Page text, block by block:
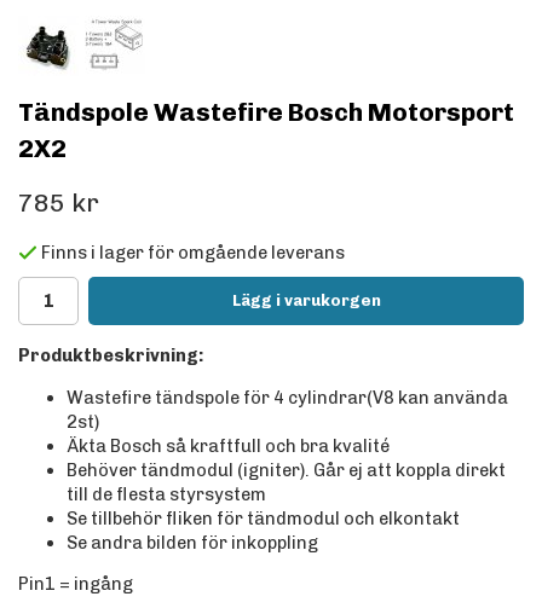
Tändspole Wastefire Bosch Motorsport
2X2
785 kr
Finns i lager för omgående leverans
Lägg i varukorgen
Produktbeskrivning:
Wastefire tändspole för 4 cylindrar(V8 kan använda
2st)
Äkta Bosch så kraftfull och bra kvalité
Behöver tändmodul (igniter). Går ej att koppla direkt
till de flesta styrsystem
Se tillbehör fliken för tändmodul och elkontakt
Se andra bilden för inkoppling
Pin1 = ingång